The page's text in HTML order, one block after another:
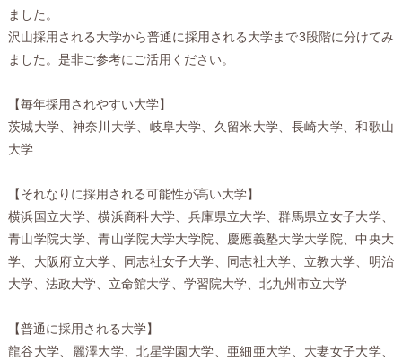
ました。
沢山採用される大学から普通に採用される大学まで3段階に分けてみ
ました。是非ご参考にご活用ください。
【毎年採用されやすい大学】
茨城大学、神奈川大学、岐阜大学、久留米大学、長崎大学、和歌山
大学
【それなりに採用される可能性が高い大学】
横浜国立大学、横浜商科大学、兵庫県立大学、群馬県立女子大学、
青山学院大学、青山学院大学大学院、慶應義塾大学大学院、中央大
学、大阪府立大学、同志社女子大学、同志社大学、立教大学、明治
大学、法政大学、立命館大学、学習院大学、北九州市立大学
【普通に採用される大学】
龍谷大学、麗澤大学、北星学園大学、亜細亜大学、大妻女子大学、